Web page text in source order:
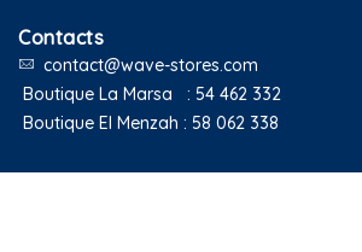
Contacts
contact@wave-stores.com
Boutique La Marsa : 54 462 332
Boutique El Menzah : 58 062 338